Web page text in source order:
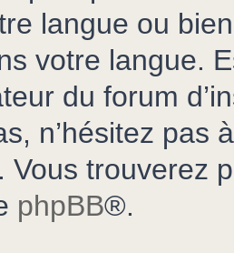
langue ou
votre langue.
du forum
n’hésitez
Vous trouverez
phpBB®.